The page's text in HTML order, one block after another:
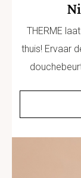
THERME
thuis! Ervaar